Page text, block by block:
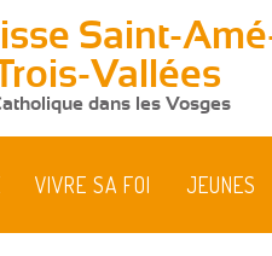
Saint-
Vallées
dans les Vosges
VIVRE SA FOI JEUNES